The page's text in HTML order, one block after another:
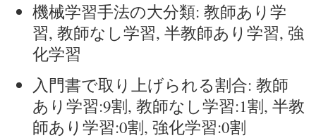
機械学習手法の大分類: 教師あり学
習, 教師なし学習, 半教師あり学習, 強
化学習
入門書で取り上げられる割合: 教師
あり学習:9割, 教師なし学習:1割, 半教
師あり学習:0割, 強化学習:0割